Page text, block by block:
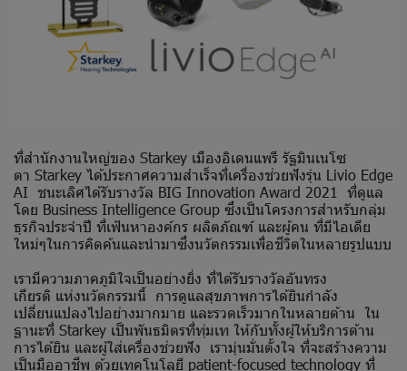
ที่สำนักงานใหญ่ของ Starkey เมืองอิเดนแพรี รัฐมินเนโซ
ตา Starkey ได้ประกาศความสำเร็จที่เครื่องช่วยฟังรุ่น Livio Edge
AI ชนะเลิศได้รับรางวัล BIG Innovation Award 2021 ที่ดูแล
โดย Business Intelligence Group ซึ่งเป็นโครงการสำหรับกลุ่ม
ธุรกิจประจำปี ที่เฟ้นหาองค์กร ผลิตภัณฑ์ และผู้คน ที่มีไอเดีย
ใหม่ๆในการคิดค้นและนำมาซึ่งนวัตกรรมเพื่อชีวิตในหลายรูปแบบ
เรามีความภาคภูมิใจเป็นอย่างยิ่ง ที่ได้รับรางวัลอันทรง
เกียรติ แห่งนวัตกรรมนี้ การดูแลสุขภาพการได้ยินกำลัง
เปลี่ยนแปลงไปอย่างมากมาย และรวดเร็วมากในหลายด้าน ใน
ฐานะที่ Starkey เป็นพันธมิตรที่ทุ่มเท ให้กับทั้งผู้ให้บริการด้าน
การได้ยิน และผู้ใส่เครื่องช่วยฟัง เรามุ่นมั่นตั้งใจ ที่จะสร้างความ
เป็นมืออาชีพ ด้วยเทคโนโลยี patient-focused technology ที่